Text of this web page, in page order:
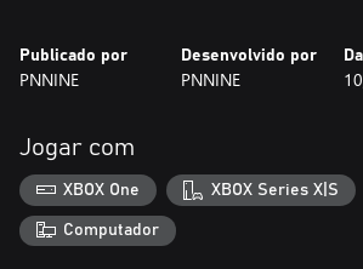
Do you have what it takes to master the
own odyssey?
Publicado por
PNNINE
Desenvolvido por
PNNINE
Jogar com
XBOX One XBOX Series X|S
Computador